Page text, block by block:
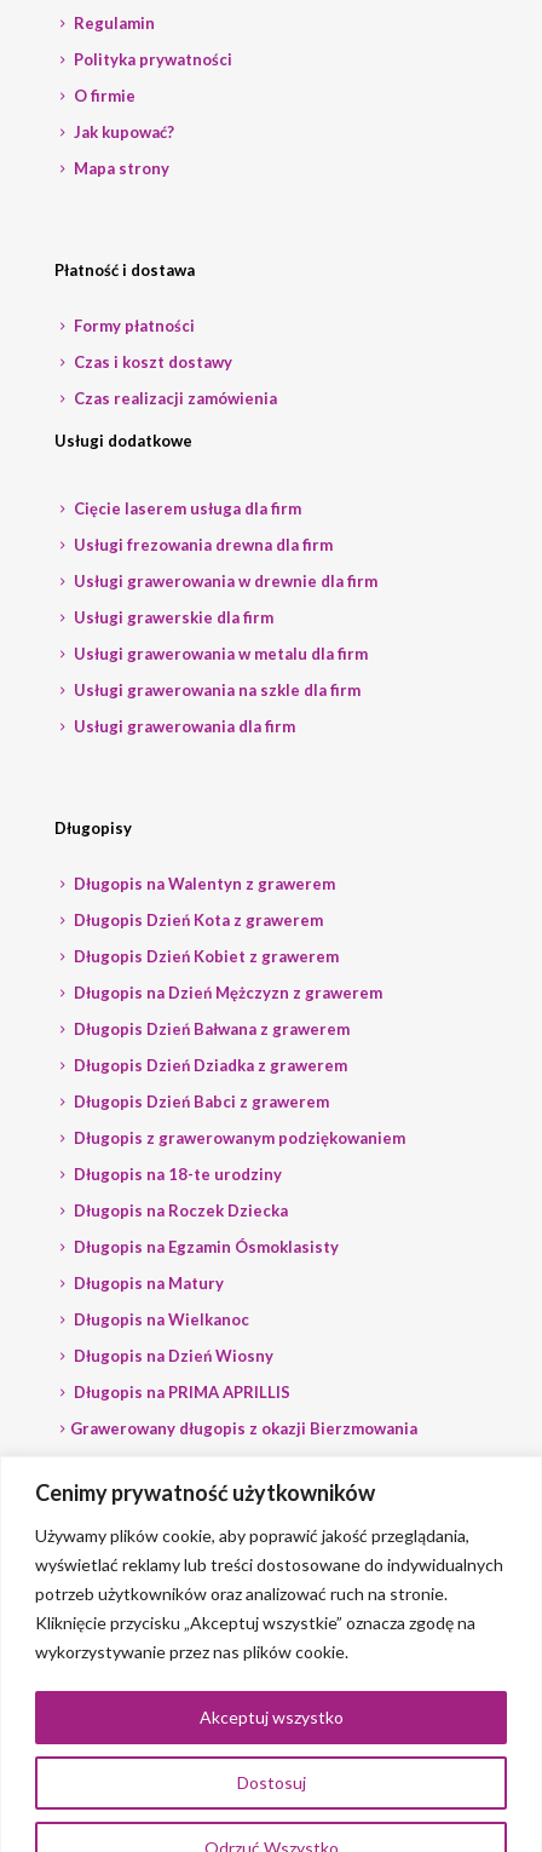
Cenimy prywatność użytkowników
Używamy plików cookie, aby poprawić jakość przeglądania,
wyświetlać reklamy lub treści dostosowane do indywidualnych
potrzeb użytkowników oraz analizować ruch na stronie.
Kliknięcie przycisku „Akceptuj wszystkie” oznacza zgodę na
wykorzystywanie przez nas plików cookie.
Dostosuj
Odrzuć Wszystko
Akceptuj wszystko
Regulamin
Polityka prywatności
O firmie
Jak kupować?
Mapa strony
Płatność i dostawa
Formy płatności
Czas i koszt dostawy
Czas realizacji zamówienia
Usługi dodatkowe
Cięcie laserem usługa dla firm
Usługi frezowania drewna dla firm
Usługi grawerowania w drewnie dla firm
Usługi grawerskie dla firm
Usługi grawerowania w metalu dla firm
Usługi grawerowania na szkle dla firm
Usługi grawerowania dla firm
Długopisy
Długopis na Walentyn z grawerem
Długopis Dzień Kota z grawerem
Długopis Dzień Kobiet z grawerem
Długopis na Dzień Mężczyzn z grawerem
Długopis Dzień Bałwana z grawerem
Długopis Dzień Dziadka z grawerem
Długopis Dzień Babci z grawerem
Długopis z grawerowanym podziękowaniem
Długopis na 18-te urodziny
Długopis na Roczek Dziecka
Długopis na Egzamin Ósmoklasisty
Długopis na Matury
Długopis na Wielkanoc
Długopis na Dzień Wiosny
Długopis na PRIMA APRILLIS
Grawerowany długopis z okazji Bierzmowania
Grawerowany długopis dla Polityka
© 2023 Grawerlik |2QBS